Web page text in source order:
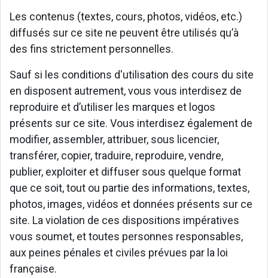
Les contenus (textes, cours, photos, vidéos, etc.)
diffusés sur ce site ne peuvent être utilisés qu’à
des fins strictement personnelles.
Sauf si les conditions d'utilisation des cours du site
en disposent autrement, vous vous interdisez de
reproduire et d’utiliser les marques et logos
présents sur ce site. Vous interdisez également de
modifier, assembler, attribuer, sous licencier,
transférer, copier, traduire, reproduire, vendre,
publier, exploiter et diffuser sous quelque format
que ce soit, tout ou partie des informations, textes,
photos, images, vidéos et données présents sur ce
site. La violation de ces dispositions impératives
vous soumet, et toutes personnes responsables,
aux peines pénales et civiles prévues par la loi
française.